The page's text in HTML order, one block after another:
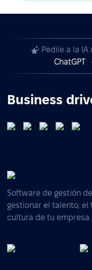
Pedile a la
ChatGPT
Business
Software de gestión
gestionar el talento, el
cultura de tu empresa.